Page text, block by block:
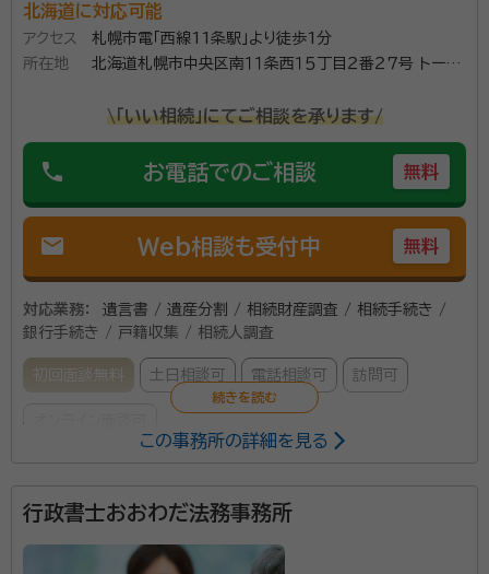
北海道に対応可能
アクセス
札幌市電「西線11条駅」より徒歩1分
所在地
北海道札幌市中央区南１１条西１５丁目２番２７号 トーシ
\「いい相続」にてご相談を承ります/
phone お電話でのご相談 無料
mail Web相談も受付中 無料
対応業務：
遺言書 / 遺産分割 / 相続財産調査 / 相続手続き /
銀行手続き / 戸籍収集 / 相続人調査
初回面談無料 土日相談可 電話相談可 訪問可
吉田 正純
申請取次行政書士・M&Aシニアエキスパート・民泊適正管
北海道江別市出身、長崎県立大学流通学科卒、IT企業・金融機関・
この事務所の詳細を見る
行政書士おおわだ法務事務所